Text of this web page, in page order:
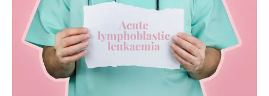
den FELIX-Daten – klinische Faktoren evaluiert, die den
Behandlungserfolg mit Obe-cel vorhersagen können
[2]. Dadurch sollte geklärt werden, ob und unter
welchen Bedingungen die CAR-T-Zell-Therapie als
definitive Behandlung ohne nachfolgende
Transplantation eingesetzt werden könnte.